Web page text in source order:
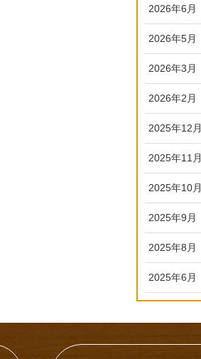
2026年6月
2026年5月
2026年3月
2026年2月
2025年12月
2025年11月
2025年10月
2025年9月
2025年8月
2025年6月